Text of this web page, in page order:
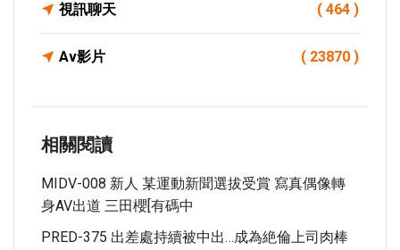
視訊聊天 ( 464 )
Av影片 ( 23870 )
相關閱讀
MIDV-008 新人 某運動新聞選拔受賞 寫真偶像轉
身AV出道 三田櫻[有碼中
PRED-375 出差處持續被中出…成為絶倫上司肉棒